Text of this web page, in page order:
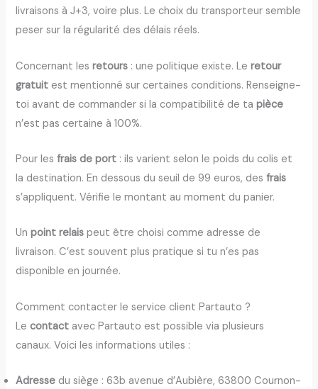
livraisons à J+3, voire plus. Le choix du transporteur semble
peser sur la régularité des délais réels.
Concernant lesretours : une politique existe. Leretour
gratuit est mentionné sur certaines conditions. Renseigne-
toi avant de commander si la compatibilité de tapièce
n’est pas certaine à 100%.
Pour lesfrais de port : ils varient selon le poids du colis et
la destination. En dessous du seuil de 99 euros, desfrais
s’appliquent. Vérifie le montant au moment du panier.
Unpoint relais peut être choisi comme adresse de
livraison. C’est souvent plus pratique si tu n’es pas
disponible en journée.
Comment contacter le service client Partauto ?
Lecontact avec Partauto est possible via plusieurs
canaux. Voici les informations utiles :
Adresse du siège : 63b avenue d’Aubière, 63800 Cournon-